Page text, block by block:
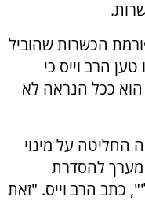
הכשרות שהוביל
הרב וייס כי
הוא ככל הנראה לא
החליטה על מינוי
מערך להסדרת
כתב הרב וייס. "זאת